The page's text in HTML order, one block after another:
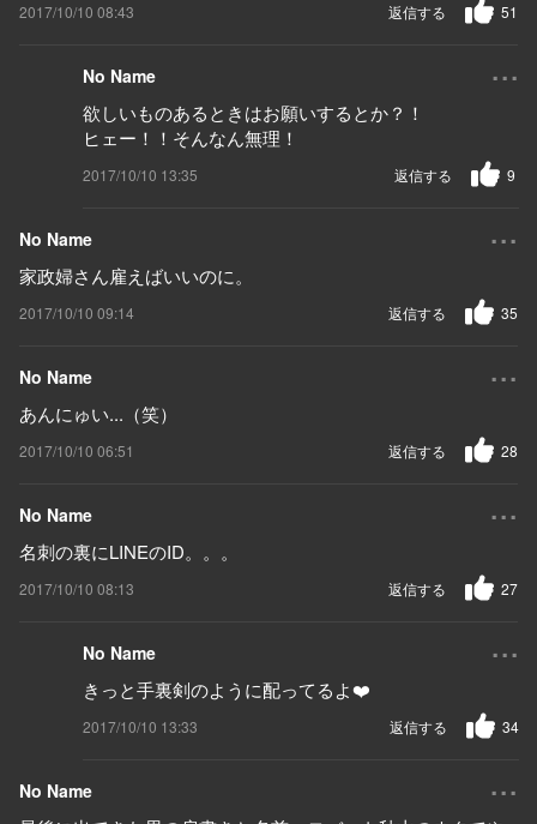
2017/10/10 08:43 51
返信する
No Name ...
欲しいものあるときはお願いするとか？！
ヒェー！！そんなん無理！
2017/10/10 13:35 9
返信する
No Name ...
家政婦さん雇えばいいのに。
2017/10/10 09:14 35
返信する
No Name ...
あんにゅい...（笑）
2017/10/10 06:51 28
返信する
No Name ...
名刺の裏にLINEのID。。。
2017/10/10 08:13 27
返信する
No Name ...
きっと手裏剣のように配ってるよ❤️
2017/10/10 13:33 34
返信する
No Name ...